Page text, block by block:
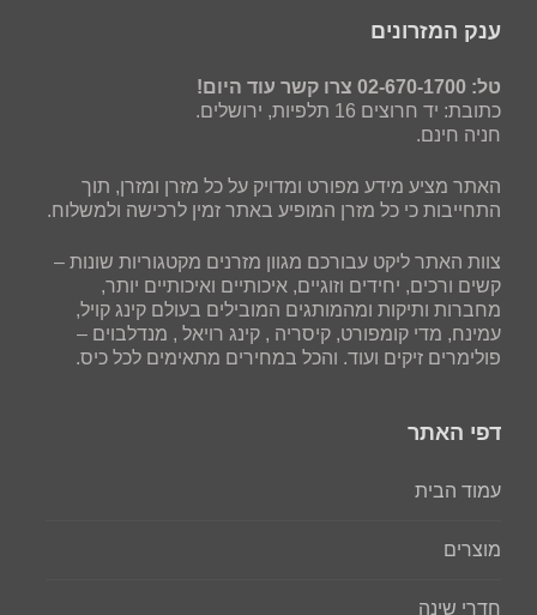
ענק המזרונים
טל: 02-670-1700 צרו קשר עוד היום!
כתובת: יד חרוצים 16 תלפיות, ירושלים.
חניה חינם.
האתר מציע מידע מפורט ומדויק על כל מזרן ומזרן, תוך
התחייבות כי כל מזרן המופיע באתר זמין לרכישה ולמשלוח.
צוות האתר ליקט עבורכם מגוון מזרנים מקטגוריות שונות –
קשים ורכים, יחידים וזוגיים, איכותיים ואיכותיים יותר,
מחברות ותיקות ומהמותגים המובילים בעולם קינג קויל,
עמינח, מדי קומפורט, קיסריה , קינג רויאל , מנדלבוים –
פולימרים זיקים ועוד. והכל במחירים מתאימים לכל כיס.
דפי האתר
עמוד הבית
מוצרים
חדרי שינה